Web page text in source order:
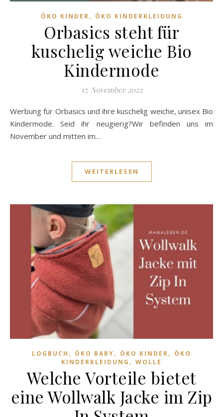
ÖKO KINDER, ÖKO KINDERKLEIDUNG
Orbasics steht für
kuschelig weiche Bio
Kindermode
17. November 2022
Werbung für Orbasics und ihre kuschelig weiche, unisex Bio
Kindermode. Seid ihr neugierig?Wir befinden uns im
November und mitten im…
WEITERLESEN
LOGBUCH , ÖKO BABY, ÖKO KINDER, ÖKO
KINDERKLEIDUNG , WOLLE
Welche Vorteile bietet
eine Wollwalk Jacke im Zip